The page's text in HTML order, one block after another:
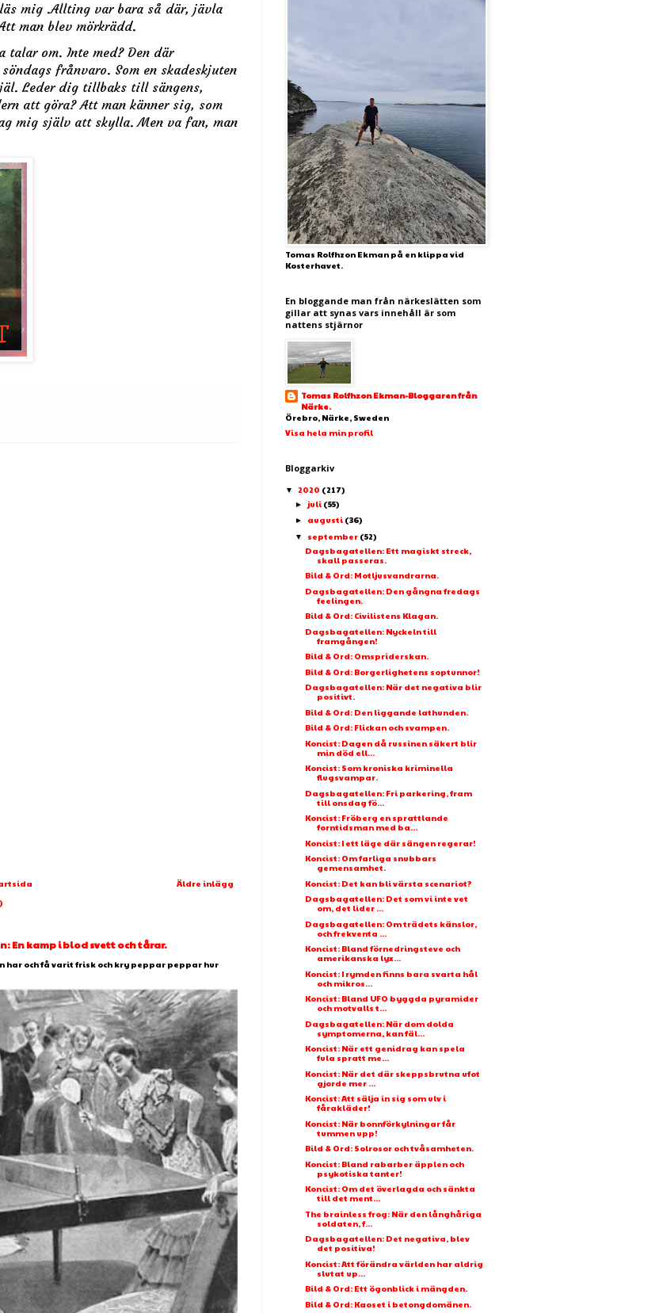
mig .Allting var bara så där, jävla
man blev mörkrädd.
talar om. Inte med? Den där
frånvaro. Som en skadeskjuten
Leder dig tillbaks till sängens,
att göra? Att man känner sig, som
mig själv att skylla. Men va fan, man
Äldre inlägg
kamp i blod svett och tårar.
har och få varit frisk och kry peppar peppar hur
Tomas Rolfhzon Ekman på en klippa vid
Kosterhavet.
En bloggande man från närkeslätten som
gillar att synas vars innehåll är som
nattens stjärnor
Tomas Rolfhzon Ekman-Bloggaren från
Närke.
Örebro, Närke, Sweden
Visa hela min profil
Bloggarkiv
▼ 2020 (217)
► juli (55)
► augusti (36)
▼ september (52)
Dagsbagatellen: Ett magiskt streck,
skall passeras.
Bild & Ord: Motljusvandrarna.
Dagsbagatellen: Den gångna fredags
feelingen.
Bild & Ord: Civilistens Klagan.
Dagsbagatellen: Nyckeln till
framgången!
Bild & Ord: Omspriderskan.
Bild & Ord: Borgerlighetens soptunnor!
Dagsbagatellen: När det negativa blir
positivt.
Bild & Ord: Den liggande lathunden.
Bild & Ord: Flickan och svampen.
Koncist: Dagen då russinen säkert blir
min död ell...
Koncist: Som kroniska kriminella
flugsvampar.
Dagsbagatellen: Fri parkering, fram
till onsdag fö...
Koncist: Fröberg en sprattlande
forntidsman med ba...
Koncist: I ett läge där sängen regerar!
Koncist: Om farliga snubbars
gemensamhet.
Koncist: Det kan bli värsta scenariot?
Dagsbagatellen: Det som vi inte vet
om, det lider ...
Dagsbagatellen: Om trädets känslor,
och frekventa ...
Koncist: Bland förnedringsteve och
amerikanska lyx...
Koncist: I rymden finns bara svarta hål
och mikros...
Koncist: Bland UFO byggda pyramider
och motvalls t...
Dagsbagatellen: När dom dolda
symptomerna, kan fäl...
Koncist: När ett genidrag kan spela
fula spratt me...
Koncist: När det där skeppsbrutna ufot
gjorde mer ...
Koncist: Att sälja in sig som ulv i
fårakläder!
Koncist: När bonnförkylningar får
tummen upp!
Bild & Ord: Solrosor och tvåsamheten.
Koncist: Bland rabarber äpplen och
psykotiska tanter!
Koncist: Om det överlagda och sänkta
till det ment...
The brainless frog: När den långhåriga
soldaten, f...
Dagsbagatellen: Det negativa, blev
det positiva!
Koncist: Att förändra världen har aldrig
slutat up...
Bild & Ord: Ett ögonblick i mängden.
Bild & Ord: Kaoset i betongdomänen.